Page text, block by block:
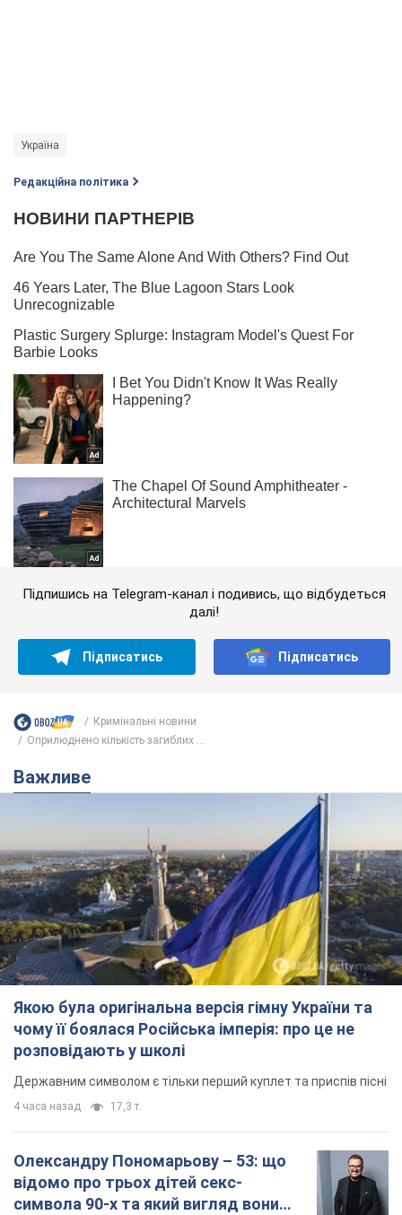
Україна
Редакційна політика
Підпишись на Telegram-канал і подивись, що відбудеться
далі!
Підписатись Підписатись
Кримінальні новини
Оприлюднено кількість загиблих ...
Важливе
Якою була оригінальна версія гімну України та
чому її боялася Російська імперія: про це не
розповідають у школі
Державним символом є тільки перший куплет та приспів пісні
4 часа назад 17,3 т.
Олександру Пономарьову – 53: що
відомо про трьох дітей секс-
символа 90-х та який вигляд вони